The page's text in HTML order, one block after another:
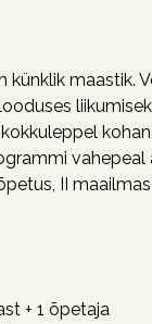
künklik maastik.
II
+ 1 õpetaja